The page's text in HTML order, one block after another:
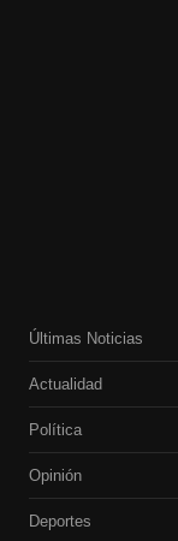
Últimas Noticias
Actualidad
Política
Opinión
Deportes